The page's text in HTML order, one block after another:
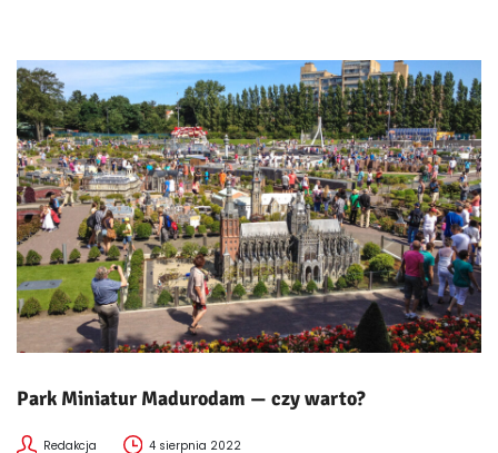
Park Miniatur Madurodam — czy warto?
Redakcja 4 sierpnia 2022